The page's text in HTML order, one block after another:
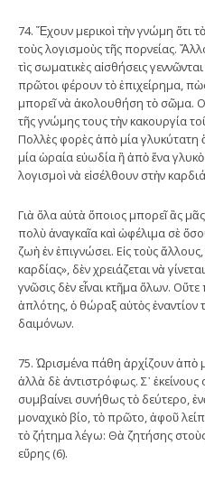
74. Ἔχουν μερικοὶ τὴν γνώμη ὅτι
τοὺς λογισμοὺς τῆς πορνείας.
τὶς σωματικὲς αἰσθήσεις
πρῶτοι φέρουν τὸ ἐπιχείρημα,
μπορεῖ νὰ ἀκολουθήση τὸ σῶμα.
τῆς γνώμης τους τὴν κακουργία
Πολλὲς φορὲς ἀπὸ μία γλυκύτατη
μία ὡραία εὐωδία ἢ ἀπὸ ἕνα
λογισμοὶ νὰ εἰσέλθουν στὴν
Γιὰ ὅλα αὐτὰ ὅποιος μπορεῖ ἂς
πολὺ ἀναγκαῖα καὶ ὠφέλιμα σὲ
ζωὴ ἐν ἐπιγνώσει. Εἰς τοὺς
καρδίας», δὲν χρειάζεται νὰ
γνῶσις δὲν εἶναι κτῆμα ὅλων.
ἁπλότης, ὁ θώραξ αὐτὸς
δαιμόνων.
75. Ὠρισμένα πάθη ἀρχίζουν ἀπὸ
ἀλλὰ δὲ ἀντιστρόφως. Σ᾿ ἐκείνους
συμβαίνει συνήθως τὸ δεύτερο,
μοναχικὸ βίο, τὸ πρῶτο, ἀφοῦ
τὸ ζήτημα λέγω: Θὰ ζητήσης
εὕρης (6).